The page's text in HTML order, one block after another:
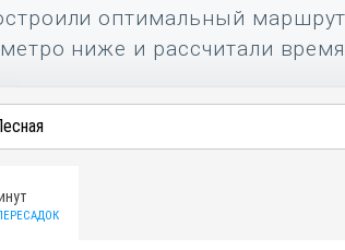
оптимальный
ниже и рассчитали